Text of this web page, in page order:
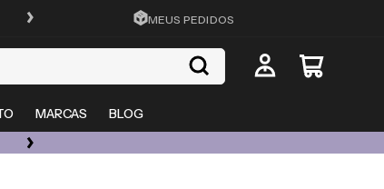
FRETE GRÁTIS EM TODO O SITE
MEUS PEDIDOS
MARCAS BLOG
ÓCULOS DE GRAU, SOL E LENTES COM ATÉ 50% OFF + 20% EXTRA